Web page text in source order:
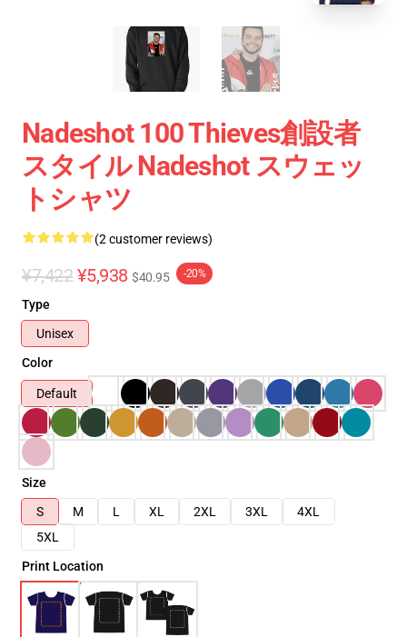
Nadeshot 100 Thieves創設者
スタイル Nadeshot スウェッ
トシャツ
(2 customer reviews)
¥7,422 ¥5,938 $40.95 -20%
Type
Unisex
Color
Default
Size
S
M L XL 2XL 3XL
4XL
5XL
Print Location